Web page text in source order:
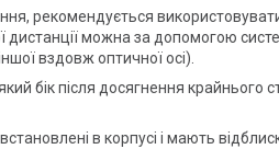
рекомендується
дистанції можна за допомогою
вздовж оптичної осі).
бік після досягнення крайнього
в корпусі і мають